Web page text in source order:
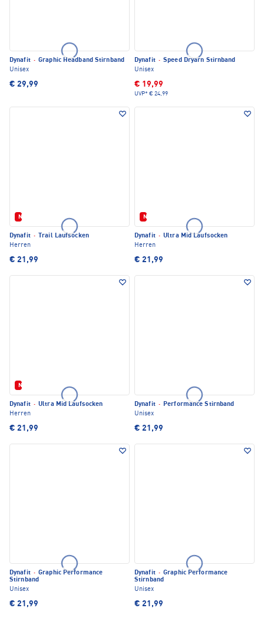
Dynafit · Graphic Headband Stirnband
Unisex
€ 29,99
Dynafit · Speed Dryarn Stirnband
Unisex
€ 19,99
UVP* € 24,99
Neu
Dynafit ·
Trail Laufsocken
Herren
€ 21,99
Neu
Dynafit · Ultra Mid Laufsocken
Herren
€ 21,99
Neu
Dynafit · Ultra Mid Laufsocken
Herren
€ 21,99
Dynafit · Performance Stirnband
Unisex
€ 21,99
Dynafit · Graphic Performance
Stirnband
Unisex
€ 21,99
Dynafit · Graphic Performance
Stirnband
Unisex
€ 21,99